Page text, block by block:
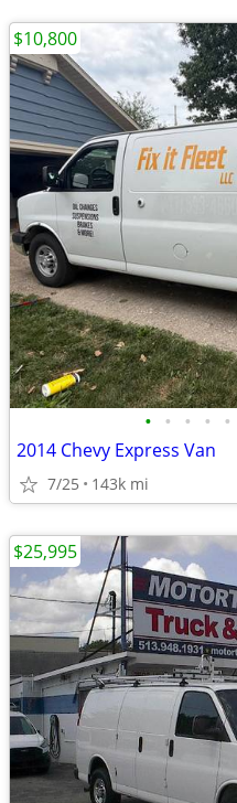
• • • • •
2014 Chevy Express Van
7/25 143k mi
$10,800
$25,995